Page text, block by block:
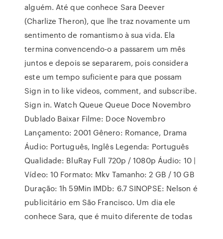
alguém. Até que conhece Sara Deever
(Charlize Theron), que lhe traz novamente um
sentimento de romantismo à sua vida. Ela
termina convencendo-o a passarem um mês
juntos e depois se separarem, pois considera
este um tempo suficiente para que possam
Sign in to like videos, comment, and subscribe.
Sign in. Watch Queue Queue Doce Novembro
Dublado Baixar Filme: Doce Novembro
Lançamento: 2001 Gênero: Romance, Drama
Áudio: Português, Inglês Legenda: Português
Qualidade: BluRay Full 720p / 1080p Áudio: 10 |
Vídeo: 10 Formato: Mkv Tamanho: 2 GB / 10 GB
Duração: 1h 59Min IMDb: 6.7 SINOPSE: Nelson é
publicitário em São Francisco. Um dia ele
conhece Sara, que é muito diferente de todas